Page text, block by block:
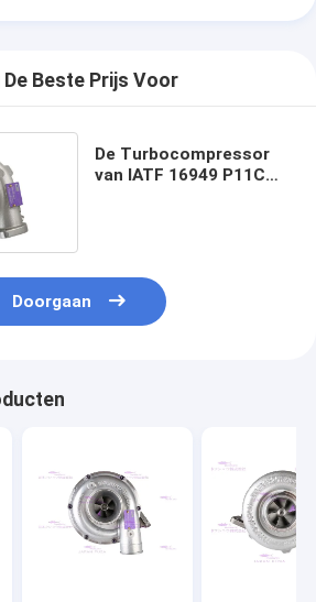
De Beste Prijs Voor
De Turbocompressor
van IATF 16949 P11CT
Doorgaan